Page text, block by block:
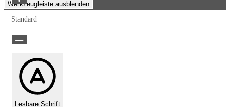
Werkzeugleiste ausblenden
Standard
Lesbare Schrift